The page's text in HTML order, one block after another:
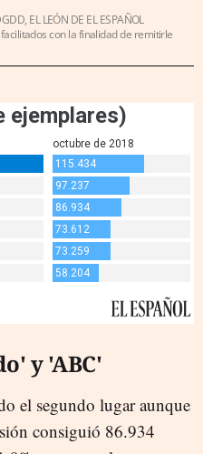
EL LEÓN DE EL ESPAÑOL
con la finalidad de remitirle
y 'ABC'
el segundo lugar aunque
consiguió 86.934